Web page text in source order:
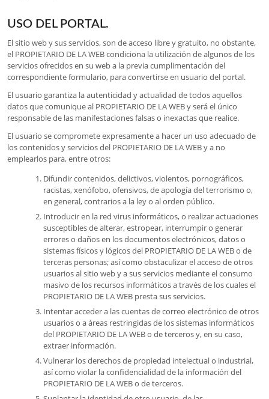
USO DEL PORTAL.
El sitio web y sus servicios, son de acceso libre y gratuito, no obstante,
el PROPIETARIO DE LA WEB condiciona la utilización de algunos de los
servicios ofrecidos en su web a la previa cumplimentación del
correspondiente formulario, para convertirse en usuario del portal.
El usuario garantiza la autenticidad y actualidad de todos aquellos
datos que comunique al PROPIETARIO DE LA WEB y será el único
responsable de las manifestaciones falsas o inexactas que realice.
El usuario se compromete expresamente a hacer un uso adecuado de
los contenidos y servicios del PROPIETARIO DE LA WEB y a no
emplearlos para, entre otros:
Difundir contenidos, delictivos, violentos, pornográficos,
racistas, xenófobo, ofensivos, de apología del terrorismo o,
en general, contrarios a la ley o al orden público.
Introducir en la red virus informáticos, o realizar actuaciones
susceptibles de alterar, estropear, interrumpir o generar
errores o daños en los documentos electrónicos, datos o
sistemas físicos y lógicos del PROPIETARIO DE LA WEB o de
terceras personas; así como obstaculizar el acceso de otros
usuarios al sitio web y a sus servicios mediante el consumo
masivo de los recursos informáticos a través de los cuales el
PROPIETARIO DE LA WEB presta sus servicios.
Intentar acceder a las cuentas de correo electrónico de otros
usuarios o a áreas restringidas de los sistemas informáticos
del PROPIETARIO DE LA WEB o de terceros y, en su caso,
extraer información.
Vulnerar los derechos de propiedad intelectual o industrial,
así como violar la confidencialidad de la información del
PROPIETARIO DE LA WEB o de terceros.